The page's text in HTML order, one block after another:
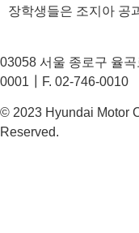
장학생들은 조지아 공
03058 서울 종로구 율
0001┃F. 02-746-0010
© 2023 Hyundai Motor
Reserved.